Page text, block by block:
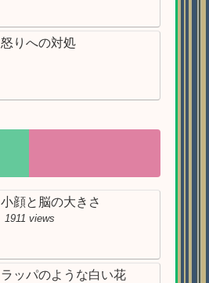
怒りへの対処
小顔と脳の大きさ
1911 views
ラッパのような白い花